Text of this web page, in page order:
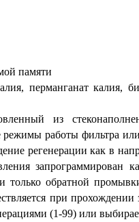
памяти
перманганат калия,
из
режимы работы фильтра
регенерации как в
запрограммирован
только обратной
при
(1-99) или